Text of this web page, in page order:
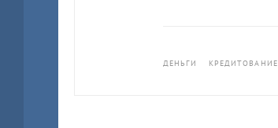
ДЕНЬГИ КРЕДИТОВАНИЕ